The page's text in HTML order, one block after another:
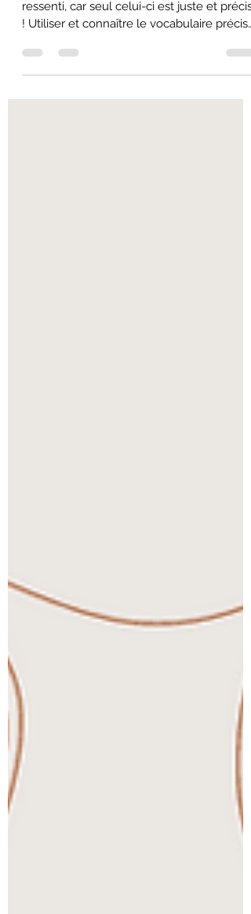
Anxiété
ressenti, car seul celui-ci est juste et précis
! Utiliser et connaître le vocabulaire précis